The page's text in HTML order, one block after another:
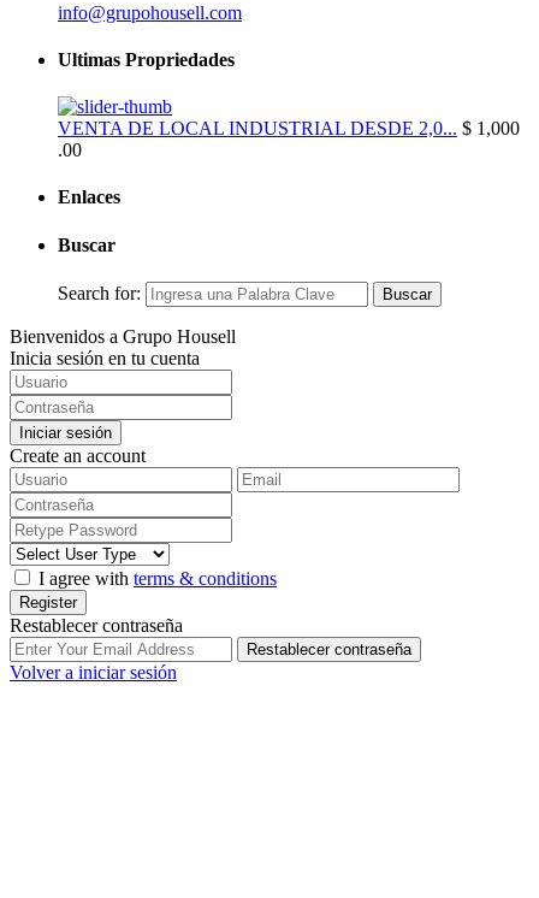
info@grupohousell.com
Ultimas Propriedades
VENTA DE LOCAL INDUSTRIAL DESDE 2,0... $ 1,000
.00
Enlaces
Buscar
Search for: Buscar
Bienvenidos a Grupo Housell
Inicia sesión en tu cuenta
Iniciar sesión
Create an account
I agree with terms & conditions
Register
Restablecer contraseña
Restablecer contraseña
Volver a iniciar sesión